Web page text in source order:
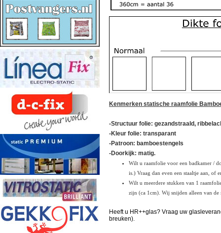
Kenmerken statische raamfolie
-Structuur folie: gezandstraald,
-Kleur folie: transparant
-Patroon: bamboestengels
-Doorkijk: matig.
Wilt u raamfolie voor een badkamer /
is.) Vraag dan even een staaltje aan, of
Wilt u meerdere stukken van 1
zijn (ca 1cm). Wij snijden alleen van de
Heeft u HR++glas? Vraag uw
breuken).